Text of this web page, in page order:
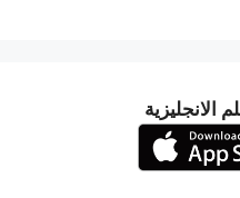
الانجليزية